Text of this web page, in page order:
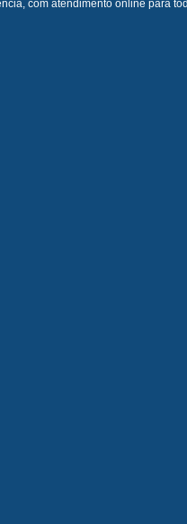
com atendimento online para